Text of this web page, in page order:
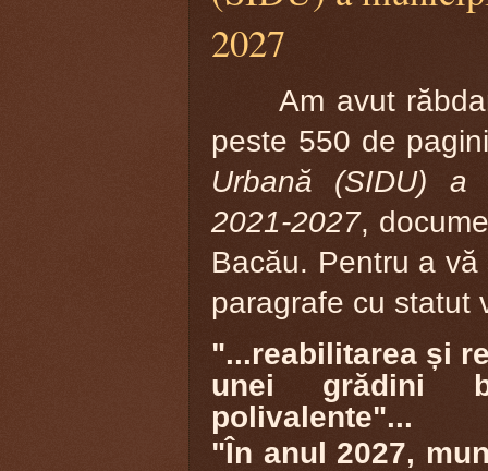
2027
Am avut
peste 550 de
Urbană (SIDU) a
2021-2027,
Bacău. Pentru a
paragrafe cu statut
"...reabilitarea și
unei grădini
polivalente"...
"În anul 2027,